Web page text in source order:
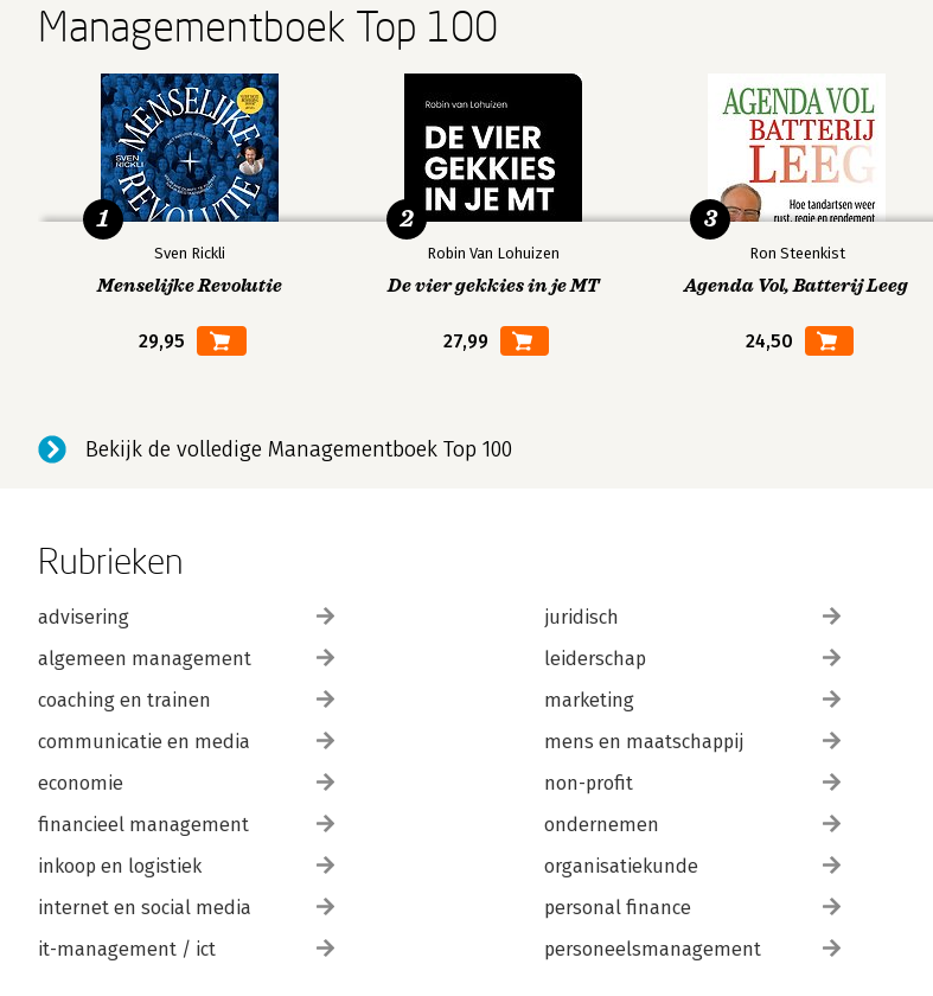
Managementboek Top 100
Sven Rickli
Menselijke Revolutie
29,95
1
Robin Van Lohuizen
De vier gekkies in je MT
27,99
2
Ron Steenkist
Agenda Vol, Batterij Leeg
24,50
3
Bekijk de volledige Managementboek Top 100
Rubrieken
advisering
algemeen management
coaching en trainen
communicatie en media
economie
financieel management
inkoop en logistiek
internet en social media
it-management / ict
juridisch
leiderschap
marketing
mens en maatschappij
non-profit
ondernemen
organisatiekunde
personal finance
personeelsmanagement